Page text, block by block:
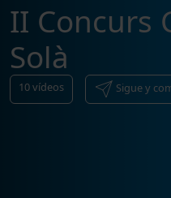
II Concurs
Solà
10vídeos Sigue y